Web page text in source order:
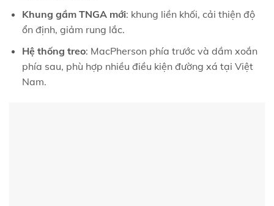
Khung gầm TNGA mới: khung liền khối, cải thiện độ
ổn định, giảm rung lắc.
Hệ thống treo: MacPherson phía trước và dầm xoắn
phía sau, phù hợp nhiều điều kiện đường xá tại Việt
Nam.